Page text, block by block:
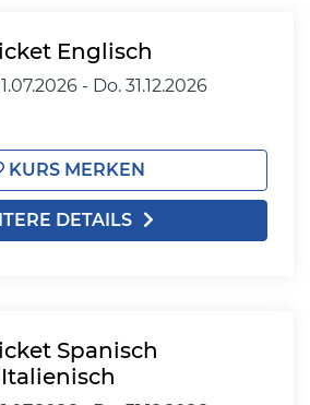
Englisch
- Do. 31.12.2026
KURS MERKEN
DETAILS
Spanisch